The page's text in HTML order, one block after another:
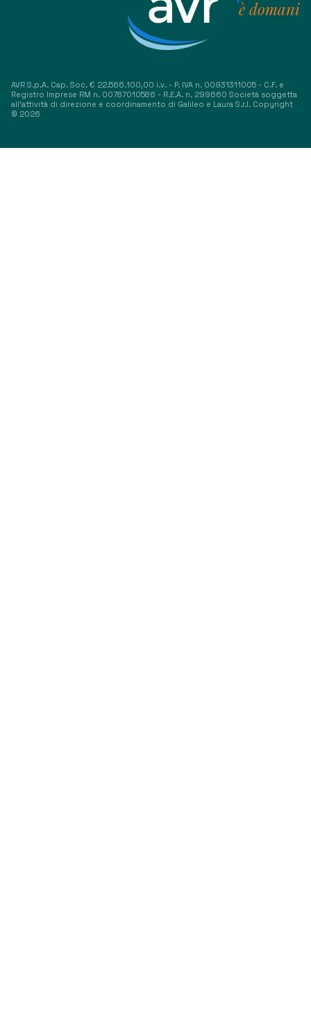
è domani
AVR S.p.A. Cap. Soc. € 22.566.100,00 i.v. - P. IVA n. 00931311005 - C.F. e
Registro Imprese RM n. 00787010586 - R.E.A. n. 299660 Società soggetta
all’attività di direzione e coordinamento di Galileo e Laura S.r.l. Copyright
© 2026